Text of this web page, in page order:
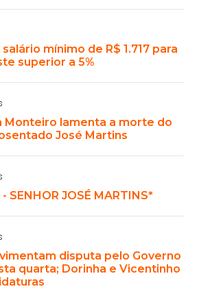
mínimo de R$ 1.717 para
superior a 5%
Monteiro lamenta a morte do
José Martins
SENHOR JOSÉ MARTINS*
disputa pelo Governo
quarta; Dorinha e Vicentinho